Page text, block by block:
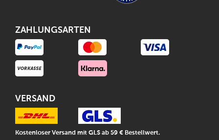
ZAHLUNGSARTEN
VERSAND
Kostenloser Versand mit GLS ab 59 € Bestellwert.